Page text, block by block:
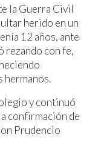
la Guerra Civil
herido en un
12 años, ante
rezando con fe,
hermanos.
y continuó
confirmación de
Prudencio